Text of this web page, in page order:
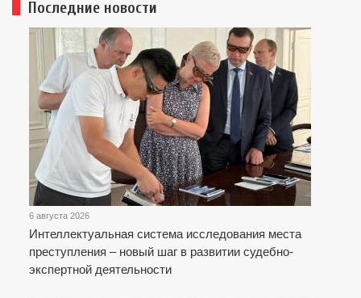
Последние новости
6 августа 2026
Интеллектуальная система исследования места
преступления – новый шаг в развитии судебно-
экспертной деятельности